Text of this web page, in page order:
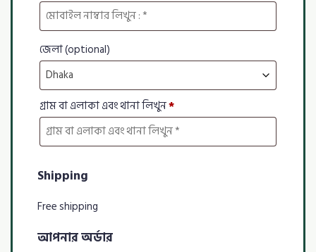
জেলা(optional)
Dhaka
গ্রাম বা এলাকা এবং থানা লিখুন*
Shipping
Free shipping
আপনার অর্ডার